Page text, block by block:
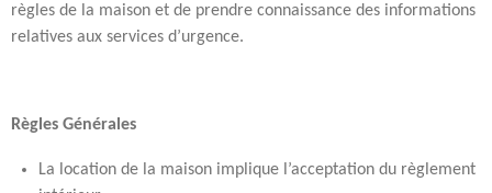
règles de la maison et de prendre connaissance des informations
relatives aux services d’urgence.
Règles Générales
La location de la maison implique l’acceptation du règlement